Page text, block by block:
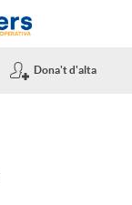
Dona't d'alta